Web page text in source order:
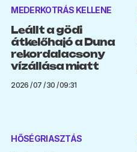
MEDERKOTRÁS KELLENE
Leállt a gödi
átkelőhajó a Duna
rekordalacsony
vízállása miatt
2026 / 07 / 30 / 09:31
HŐSÉGRIASZTÁS